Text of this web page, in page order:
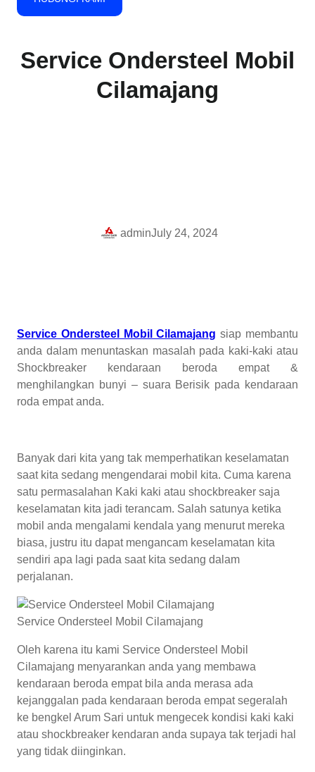
Service Ondersteel Mobil
Cilamajang
adminJuly 24, 2024
Service Ondersteel Mobil Cilamajang siap membantu
anda dalam menuntaskan masalah pada kaki-kaki atau
Shockbreaker kendaraan beroda empat &
menghilangkan bunyi – suara Berisik pada kendaraan
roda empat anda.
Banyak dari kita yang tak memperhatikan keselamatan
saat kita sedang mengendarai mobil kita. Cuma karena
satu permasalahan Kaki kaki atau shockbreaker saja
keselamatan kita jadi terancam. Salah satunya ketika
mobil anda mengalami kendala yang menurut mereka
biasa, justru itu dapat mengancam keselamatan kita
sendiri apa lagi pada saat kita sedang dalam
perjalanan.
Service Ondersteel Mobil Cilamajang
Oleh karena itu kami Service Ondersteel Mobil
Cilamajang menyarankan anda yang membawa
kendaraan beroda empat bila anda merasa ada
kejanggalan pada kendaraan beroda empat segeralah
ke bengkel Arum Sari untuk mengecek kondisi kaki kaki
atau shockbreaker kendaran anda supaya tak terjadi hal
yang tidak diinginkan.